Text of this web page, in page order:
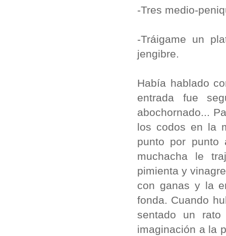
-Tres medio-
-Tráigame un
jengibre.
Había hablado
entrada fue
abochornado...
los codos en la
punto por punto
muchacha le
pimienta y
con ganas y la
fonda. Cuando
sentado un
imaginación a la